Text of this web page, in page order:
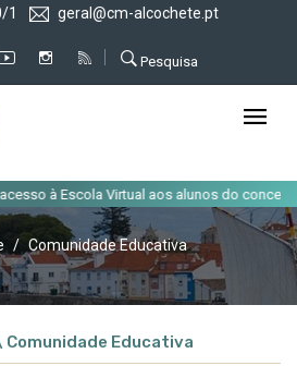
1 geral@cm-alcochete.pt
Pesquisa
à Escola Virtual aos alunos do concelho |
Comunidade Educativa
Educativa